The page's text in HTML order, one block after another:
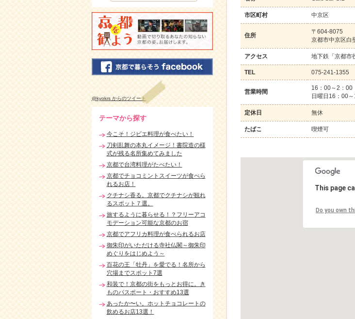
市区町村 中京区
住所
〒604-8075
京都市中京区白
アクセス 地下鉄「京都市
TEL 075-241-1355
営業時間
16：00～2：00
日曜日16：00
定休日 無休
たばこ 喫煙可
This page
Do you own
@kyokrs からのツイート
テーマから探す
今こそ！ジビエ料理が食べたい！
刀剣乱舞の本丸イメージ！書院造の様
式が残る名所集めてみました
京都で台湾料理がたべたい！
京都でチョコミントスイーツが食べら
れるお店！
クチナシ香る。京都でクチナシが観れ
るスポット７選。
旅するように暮らせる！？フリーアコ
モデーション可能な京都のお宿
京都でアフリカ料理が食べられるお店
御朱印がいただける寺社仏閣～御朱印
めぐりをはじめよう～
百花の王「牡丹」を愛でる！名所から
穴場までスポット7選
和装で！京都の街をもっとお得に。き
ものパスポート・おすすめ13選
あったか〜い。ホットチョコレートの
飲めるお店13選！